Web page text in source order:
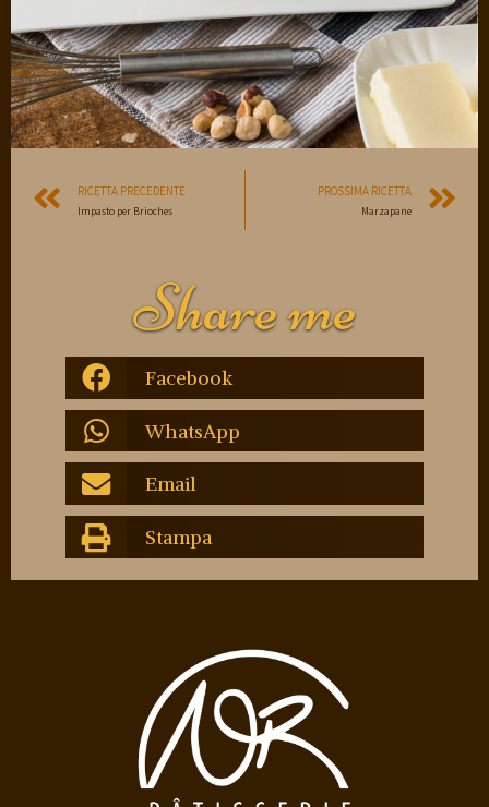
RICETTA PRECEDENTE
Impasto per Brioches
PROSSIMA RICETTA
Marzapane
Share me
Facebook
WhatsApp
Email
Stampa